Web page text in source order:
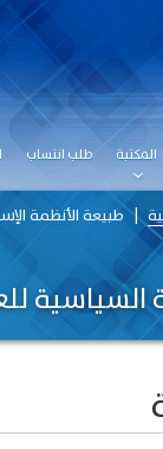
المكتبة طلب انتساب
طبيعة الأنظمة
السياسية